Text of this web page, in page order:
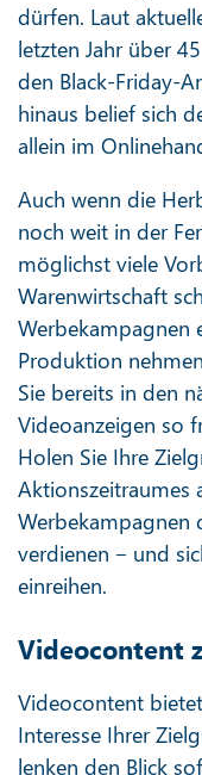
dürfen. Laut
letzten Jahr über
den Black-Friday-
hinaus belief sich
allein im
Auch wenn die
noch weit in der
möglichst viele
Warenwirtschaft
Werbekampagnen
Produktion
Sie bereits in den
Videoanzeigen so
Holen Sie Ihre
Aktionszeitraumes
Werbekampagnen
verdienen ‒ und
einreihen.
Videocontent
Videocontent
Interesse Ihrer
lenken den Blick